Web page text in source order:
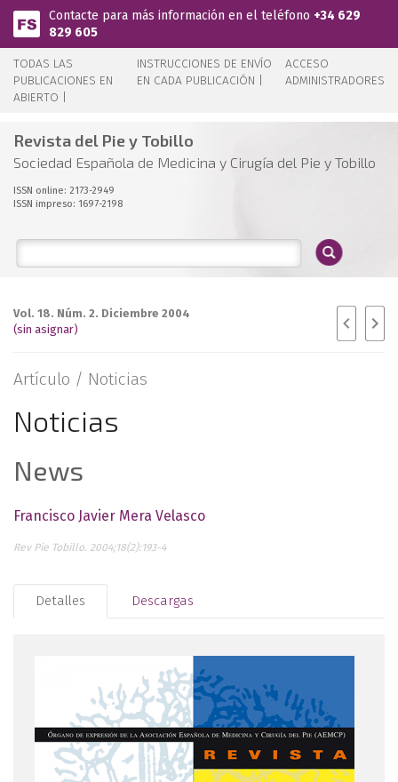
Pasar al contenido principal
Contacte para más información en el teléfono +34 629
829 605
TODAS LAS
PUBLICACIONES EN
ABIERTO |
INSTRUCCIONES DE ENVÍO
EN CADA PUBLICACIÓN |
ACCESO
ADMINISTRADORES
Revista del Pie y Tobillo
Sociedad Española de Medicina y Cirugía del Pie y Tobillo
ISSN online: 2173-2949
ISSN impreso: 1697-2198
Vol. 18. Núm. 2. Diciembre 2004
(sin asignar)
Artículo / Noticias
Noticias
News
Francisco Javier Mera Velasco
Rev Pie Tobillo. 2004;18(2):193-4
Detalles Descargas